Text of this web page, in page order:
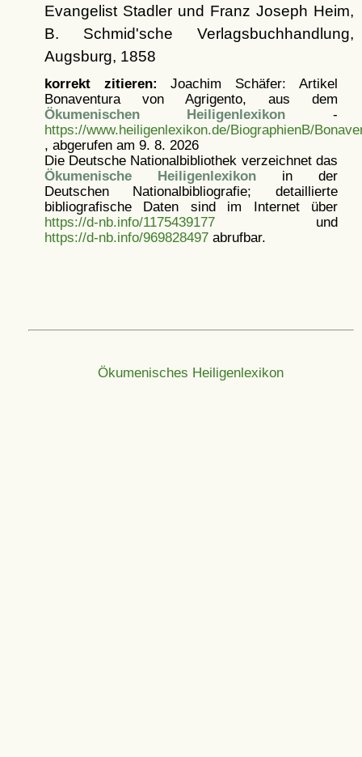
Evangelist Stadler und Franz Joseph Heim,
B. Schmid'sche Verlagsbuchhandlung,
Augsburg, 1858
korrekt zitieren: Joachim Schäfer: Artikel
Bonaventura von Agrigento, aus dem
Ökumenischen Heiligenlexikon -
https://www.heiligenlexikon.de/BiographienB/
, abgerufen am 9. 8. 2026
Die Deutsche Nationalbibliothek verzeichnet das
Ökumenische Heiligenlexikonin der
Deutschen Nationalbibliografie; detaillierte
bibliografische Daten sind im Internet über
https://d-nb.info/1175439177und
https://d-nb.info/969828497abrufbar.
Ökumenisches Heiligenlexikon